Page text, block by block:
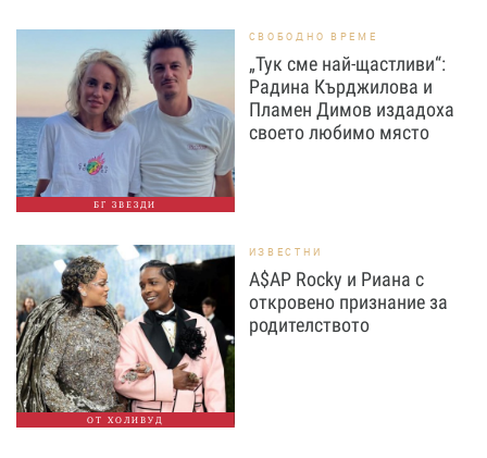
БГ ЗВЕЗДИ
СВОБОДНО ВРЕМЕ
„Тук сме най-щастливи“:
Радина Кърджилова и
Пламен Димов издадоха
своето любимо място
ОТ ХОЛИВУД
ИЗВЕСТНИ
A$AP Rocky и Риана с
откровено признание за
родителството